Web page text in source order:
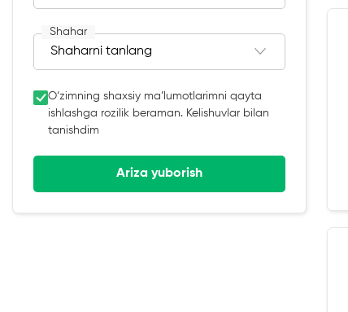
Shahar
O‘zimning shaxsiy ma’lumotlarimni qayta
ishlashga rozilik beraman. Kelishuvlar bilan
tanishdim
Ariza yuborish